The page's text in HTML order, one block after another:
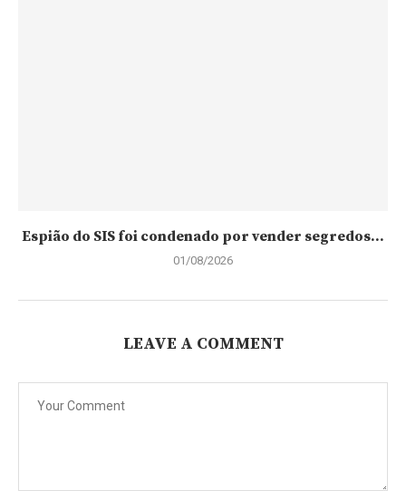
Espião do SIS foi condenado por vender segredos...
01/08/2026
LEAVE A COMMENT